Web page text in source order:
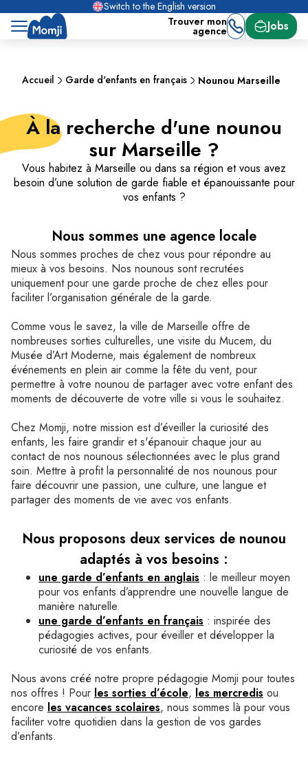
Switch to the English version
Trouver mon
agence Jobs
Accueil Garde d'enfants en français Nounou Marseille
À la recherche d'une nounou
sur Marseille ?
Vous habitez à Marseille ou dans sa région et vous avez
besoin d’une solution de garde fiable et épanouissante pour
vos enfants ?
Nous sommes une agence locale
Nous sommes proches de chez vous pour répondre au
mieux à vos besoins. Nos nounous sont recrutées
uniquement pour une garde proche de chez elles pour
faciliter l’organisation générale de la garde.
Comme vous le savez, la ville de Marseille offre de
nombreuses sorties culturelles, une visite du Mucem, du
Musée d’Art Moderne, mais également de nombreux
événements en plein air comme la fête du vent, pour
permettre à votre nounou de partager avec votre enfant des
moments de découverte de votre ville si vous le souhaitez.
Chez Momji, notre mission est d’éveiller la curiosité des
enfants, les faire grandir et s'épanouir chaque jour au
contact de nos nounous sélectionnées avec le plus grand
soin. Mettre à profit la personnalité de nos nounous pour
faire découvrir une passion, une culture, une langue et
partager des moments de vie avec vos enfants.
Nous proposons deux services de nounou
adaptés à vos besoins :
une garde d’enfants en anglais : le meilleur moyen
pour vos enfants d’apprendre une nouvelle langue de
manière naturelle.
une garde d’enfants en français : inspirée des
pédagogies actives, pour éveiller et développer la
curiosité de vos enfants.
Nous avons créé notre propre pédagogie Momji pour toutes
nos offres ! Pour les sorties d’école, les mercredis ou
encore les vacances scolaires, nous sommes là pour vous
faciliter votre quotidien dans la gestion de vos gardes
d’enfants.